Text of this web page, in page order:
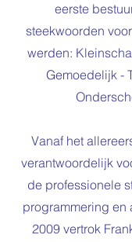
eerste
steekwoorden
werden:
Gemoedelijk -
Vanaf het
verantwoordelijk
de professionele
programmering en
2009 vertrok